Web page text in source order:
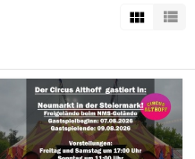
althofen
btvon